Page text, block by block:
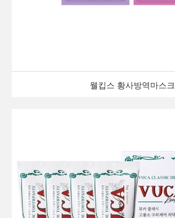
웰킵스 황사방역마스크